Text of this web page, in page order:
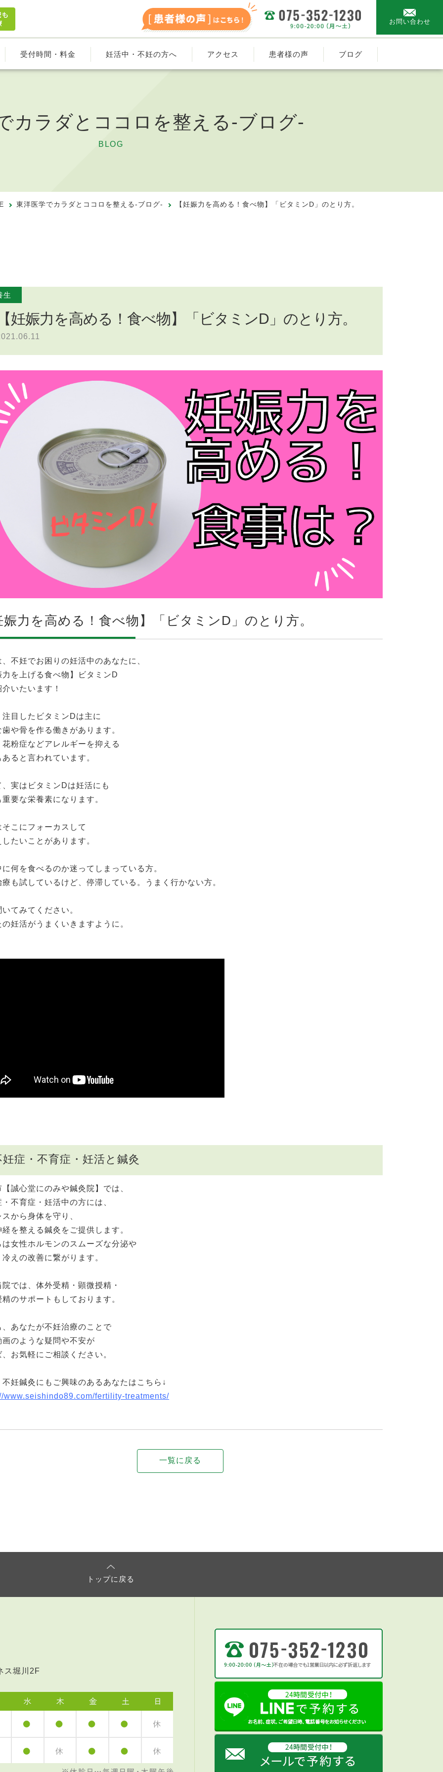
お問い合わせ
受付時間・料金 妊活中・不妊の方へ アクセス 患者様の声 ブログ
カラダと ココロを整える-ブログ-
BLOG
東洋医学でカラダとココロを整える-ブログ- 【妊娠力を高める！食べ物】「ビタミンD」のとり方。
生
【妊娠力を高める！食べ物】「ビタミンD」のとり方。
娠力を高める！食べ物】「ビタミンD」のとり方。
、不妊でお困りの妊活中のあなたに、
力を上げる食べ物】ビタミンD
介いたいます！
注目したビタミンDは主に
や骨を作る働きがあります。
花粉症などアレルギーを抑える
ると言われています。
、実はビタミンDは妊活にも
重要な栄養素になります。
そこにフォーカスして
したいことがあります。
に何を食べるのか迷ってしまっている方。
療も試しているけど、停滞している。うまく行かない方。
てみてください。
の妊活がうまくいきますように。
妊症・不育症・妊活と鍼灸
誠心堂にのみや鍼灸院】では、
不育症・妊活中の方には、
スから身体を守り、
経を整える鍼灸をご提供します。
は女性ホルモンのスムーズな分泌や
冷えの改善に繋がります。
院では、体外受精・顕微授精・
精のサポートもしております。
、あなたが不妊治療のことで
画のような疑問や不安が
、お気軽にご相談ください。
不妊鍼灸にもご興味のあるあなたはこちら↓
www.seishindo89.com/fertility-treatments/
一覧に戻る
トップに戻る
ス堀川2F